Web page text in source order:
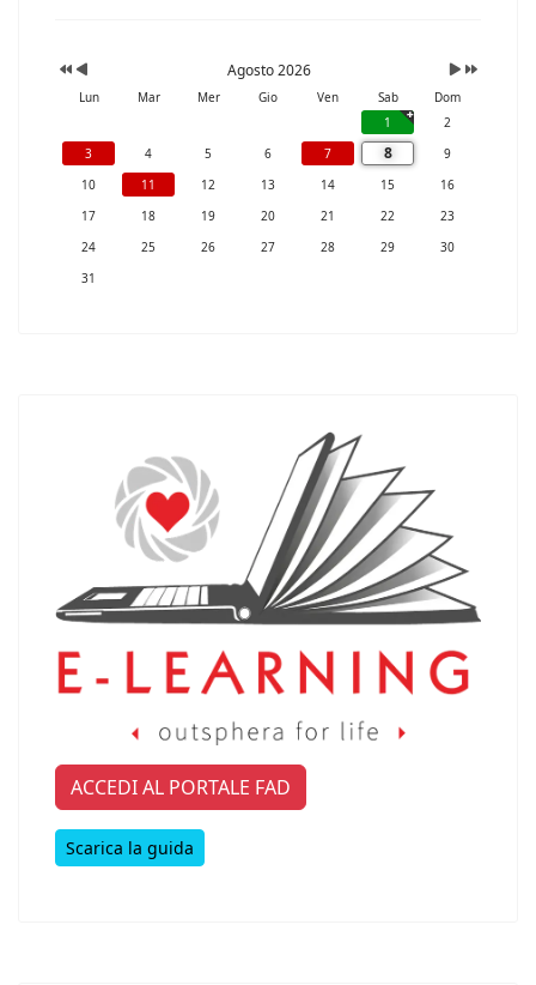
Agosto 2026
Lun Mar Mer Gio Ven Sab
Dom
1
2
3
4 5 6 7 8
9
10
11 12 13 14 15
16
17
18 19 20 21 22
23
24
25 26 27 28 29
30
31
ACCEDI AL PORTALE FAD
Scarica la guida